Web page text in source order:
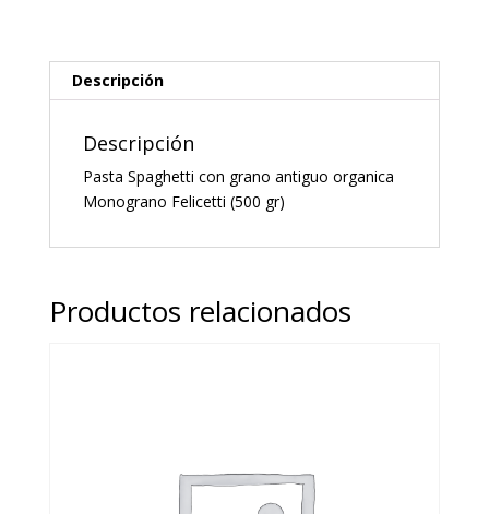
(500
gr)
Descripción
Descripción
Pasta Spaghetti con grano antiguo organica
Monograno Felicetti (500 gr)
Productos relacionados